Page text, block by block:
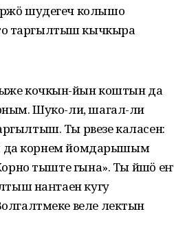
шудегеч колышо
таргылтыш кычкыра
кочкын-йӱын коштын да
Шуко-ли, шагал-ли
Ты рвезе каласен:
да корнем йомдарышым
тыште гына». Ты йӱшӧ еҥ
наҥгаен кугу
веле лектын